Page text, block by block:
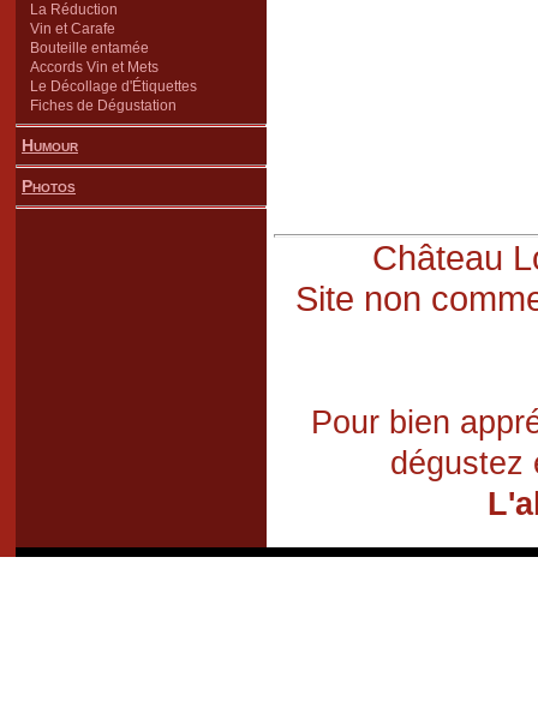
La Réduction
Vin et Carafe
Bouteille entamée
Accords Vin et Mets
Le Décollage d'Étiquettes
Fiches de Dégustation
Humour
Photos
Château
Site non
Pour bien
dégustez